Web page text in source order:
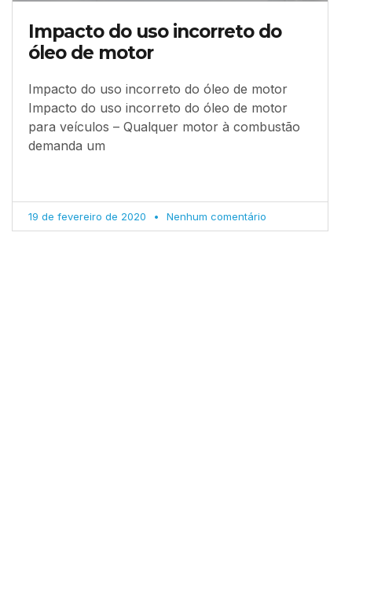
Impacto do uso incorreto do
óleo de motor
Impacto do uso incorreto do óleo de motor
Impacto do uso incorreto do óleo de motor
para veículos – Qualquer motor à combustão
demanda um
19 de fevereiro de 2020 Nenhum comentário